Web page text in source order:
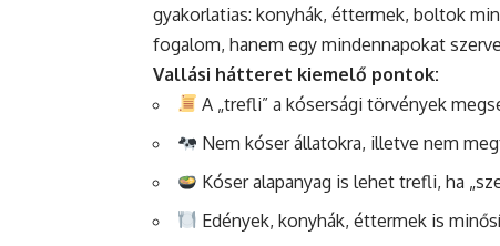
gyakorlatias: konyhák, éttermek, boltok
fogalom, hanem egy mindennapokat
Vallási hátteret kiemelő pontok:
A „trefli” a kósersági törvények
Nem kóser állatokra, illetve nem
Kóser alapanyag is lehet trefli, ha
Edények, konyhák, éttermek is